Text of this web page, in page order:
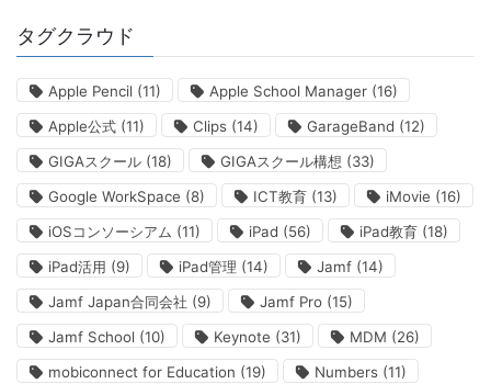
タグクラウド
Apple Pencil (11) Apple School Manager (16)
Apple公式 (11) Clips (14) GarageBand (12)
GIGAスクール (18) GIGAスクール構想 (33)
Google WorkSpace (8) ICT教育 (13) iMovie (16)
iOSコンソーシアム (11) iPad (56) iPad教育 (18)
iPad活用 (9) iPad管理 (14) Jamf (14)
Jamf Japan合同会社 (9) Jamf Pro (15)
Jamf School (10) Keynote (31) MDM (26)
mobiconnect for Education (19) Numbers (11)